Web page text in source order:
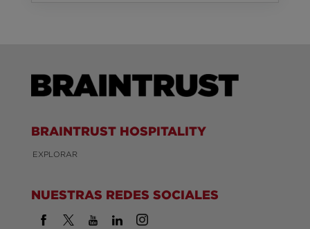
BRAINTRUST HOSPITALITY
EXPLORAR
NUESTRAS REDES SOCIALES